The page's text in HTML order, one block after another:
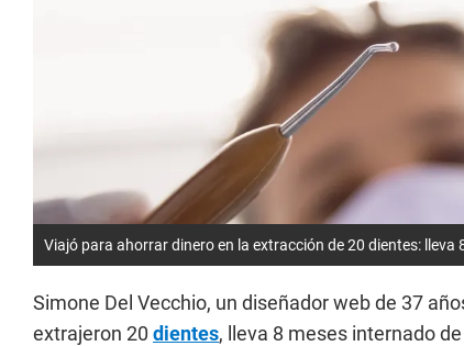
Viajó para ahorrar dinero en la extracción de 20 dientes: lleva
Simone Del Vecchio, un diseñador web de 37
extrajeron 20 dientes, lleva 8 meses internado de